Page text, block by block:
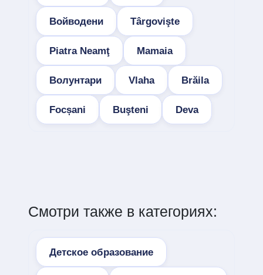
Войводени Târgovişte
Piatra Neamţ Mamaia
Волунтари Vlaha Brăila
Focșani Buşteni Deva
Смотри также в категориях:
Детское образование